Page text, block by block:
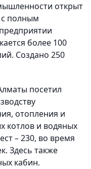
открыт
полным
более 100
Создано 250
посетил
отопления и
котлов и водяных
– 230, во время
Здесь также
кабин.